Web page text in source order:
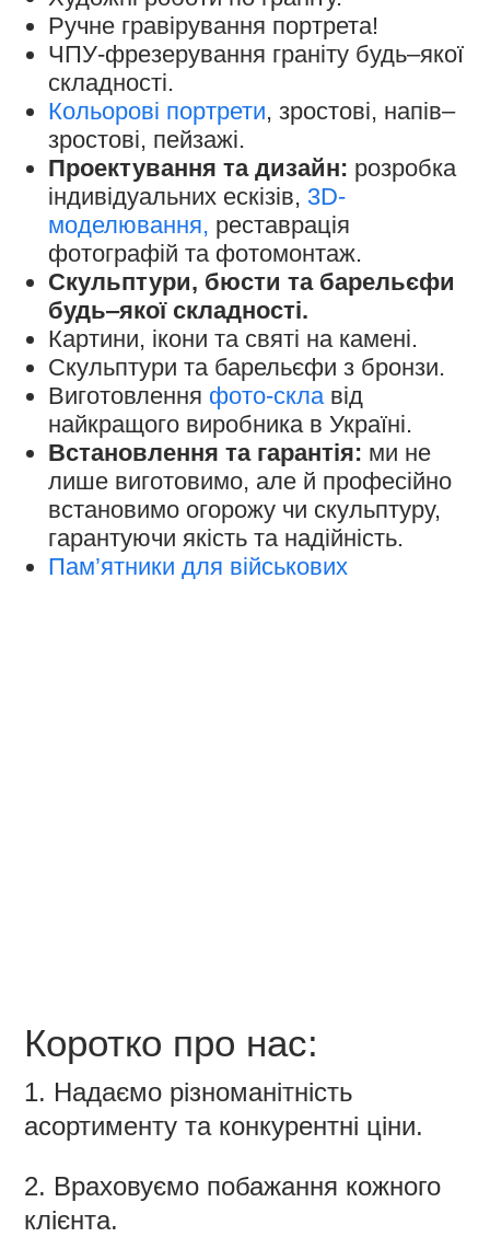
Ручне гравірування портрета!
ЧПУ-фрезерування граніту будь‒якої
складності.
Кольорові портрети, зростові, напів‒
зростові, пейзажі.
Проектування та дизайн: розробка
індивідуальних ескізів, 3D-
моделювання, реставрація
фотографій та фотомонтаж.
Скульптури, бюсти та барельєфи
будь‒якої складності.
Картини, ікони та святі на камені.
Скульптури та барельєфи з бронзи.
Виготовлення фото-склавід
найкращого виробника в Україні.
Встановлення та гарантія: ми не
лише виготовимо, але й професійно
встановимо огорожу чи скульптуру,
гарантуючи якість та надійність.
Пам’ятники для військових
Коротко про нас:
1. Надаємо різноманітність
асортименту та конкурентні ціни.
2. Враховуємо побажання кожного
клієнта.